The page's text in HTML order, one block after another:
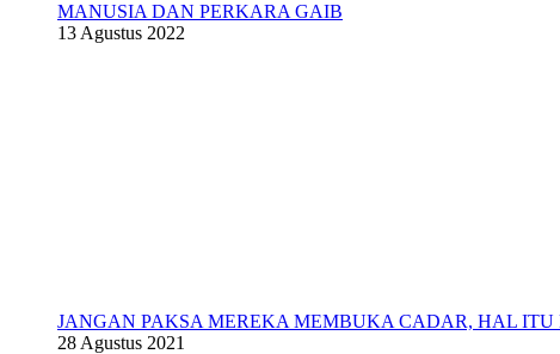
MANUSIA DAN PERKARA GAIB
13 Agustus 2022
JANGAN PAKSA MEREKA MEMBUKA CADAR, HAL
28 Agustus 2021